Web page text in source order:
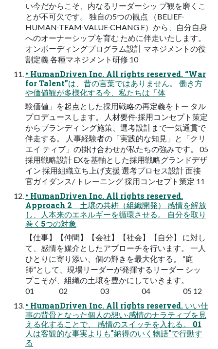
い今だからこそ、内なるリーダーシッ プ観を磨くこ
とが不可⽋です。 独⾃の5つの観点 （BELIEF‧
HUMAN‧TEAM‧VALUE‧CHANG E）から、⾃分⾃⾝
へのオーナーシップを育む ために伴⾛いたします。
オンボーディングプログラム設計 マネジメントの役
割定義 各種マネジメント研修 10
• HumanDriven Inc. All rights reserved. “War
for Talent”は、昔の⾔葉ではありません。 働き⽅
や価値観が多様化する今、私たちは「体
験価値」を起点とした採⽤戦略の再定義をトー タル
プロデュースします。 ⼈材要件‧採⽤コンセプト策定
からブランディ ング施策、選考設計まで⼀気通貫で
伴⾛する。 ⼈事経験者の「実践的な知⾒」と「クリ
エイ ティブ」の掛け合わせが私たちの強みです。 05
採⽤戦略設計 EXを基軸とした採⽤戦略グランドデザ
イン 採⽤組織⽴ち上げ⽀援 選考プロセス設計 ⾯接
官ガイダンス/ トレーニング 採⽤コンセプト策定 11
• HumanDriven Inc. All rights reserved.
Approach 2 ⼟壌の共耕（組織開発） 感情を解放
し、⼈本来のエネルギーを循環させる。 ⾃分を取り
巻く5つの対象
【仕事】【仲間】【会社】【社会】【⾃分】 に対し
て、感情を媒介としたアプローチを⾏います。 ⼀⼈
ひとりに寄り添い、個の輝きを最⼤化する。 “庭
師”として、現場リーダーが発揮するリーダー シッ
プこそが、組織の⼟壌を豊かにしていきます。
01 02 03 04 05 12
• HumanDriven Inc. All rights reserved. いい仕
事の背⾻となった個⼈の想い‧感情のナラティブを⾒
える化することで、 感情のスイッチを⼊れる。 01
⼈は客観的な事実よりも"納得のいく物語"で⾏動す
る